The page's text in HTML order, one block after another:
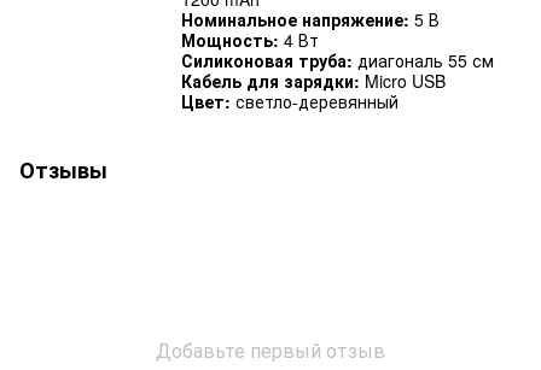
Номинальное напряжение: 5 В
Мощность: 4 Вт
Силиконовая труба: диагональ 55 см
Кабель для зарядки: Micro USB
Цвет: светло-деревянный
Отзывы
Добавьте первый отзыв